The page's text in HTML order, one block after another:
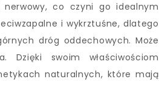
nerwowy, co czyni go idealnym
i wykrztuśne, dlatego
dróg oddechowych. Może
Dzięki swoim właściwościom
naturalnych, które mają